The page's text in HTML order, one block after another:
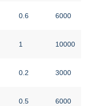
0.6 6000
1 10000
0.2 3000
0.5 6000